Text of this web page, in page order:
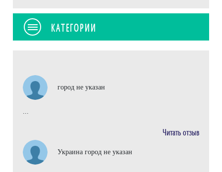
КАТЕГОРИИ
город не указан
...
Читать отзыв
Украина город не указан